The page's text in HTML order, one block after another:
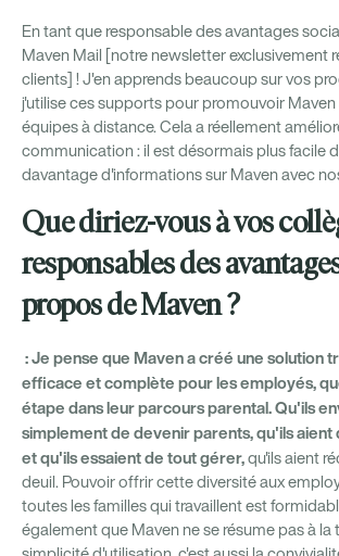
En tant que responsable des avantages
Maven Mail [notre newsletter exclusivement
clients] ! J'en apprends beaucoup sur vos
j'utilise ces supports pour promouvoir
équipes à distance. Cela a réellement
communication : il est désormais plus facile
davantage d'informations sur Maven avec
Que diriez-vous à vos
responsables des
propos de Maven ?
: Je pense que Maven a créé une solution
efficace et complète pour les employés,
étape dans leur parcours parental. Qu'ils
simplement de devenir parents, qu'ils aient
et qu'ils essaient de tout gérer,qu'ils aient
deuil. Pouvoir offrir cette diversité aux
toutes les familles qui travaillent est
également que Maven ne se résume pas à la